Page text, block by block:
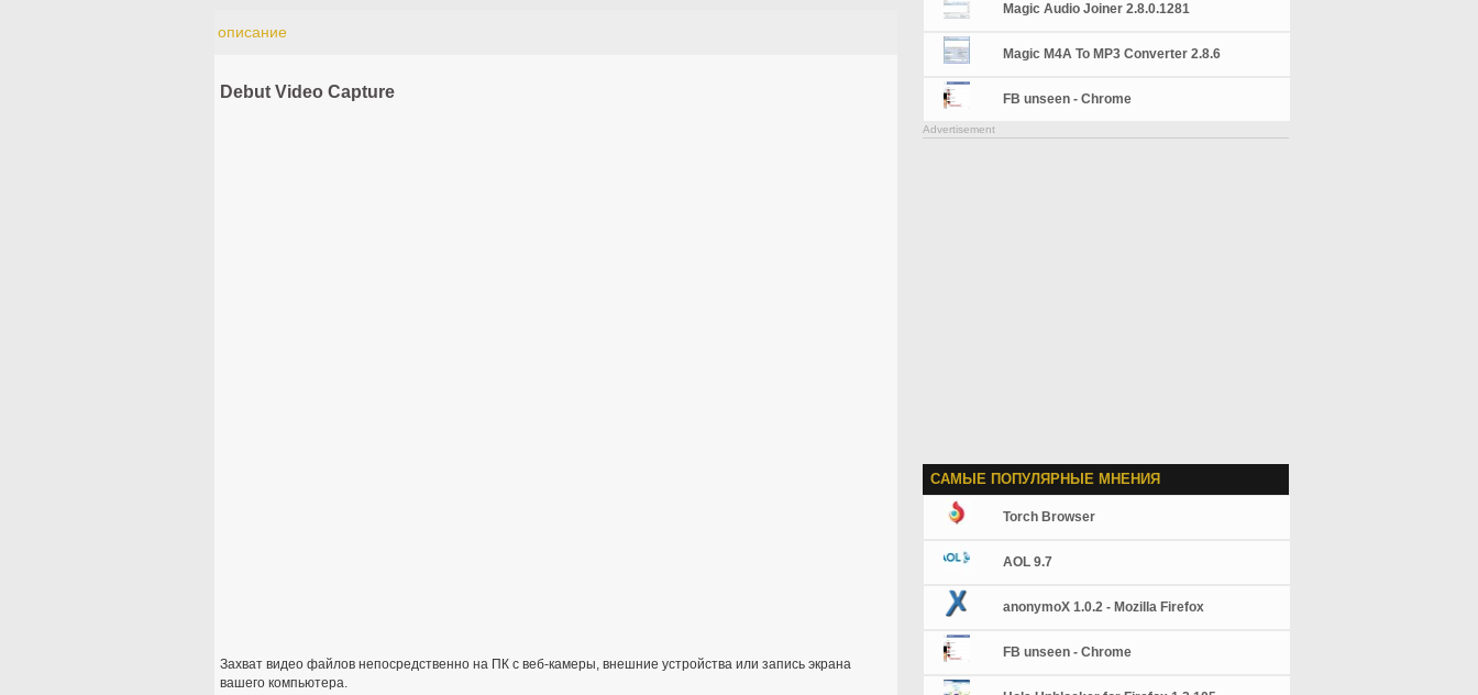
описание
Debut Video Capture
Захват видео файлов непосредственно на ПК с веб-камеры, внешние устройства или запись экрана
вашего компьютера.
Magic Audio Joiner 2.8.0.1281
Magic M4A To MP3 Converter 2.8.6
FB unseen - Chrome
Advertisement
САМЫЕ ПОПУЛЯРНЫЕ МНЕНИЯ
Torch Browser
AOL 9.7
anonymoX 1.0.2 - Mozilla Firefox
FB unseen - Chrome